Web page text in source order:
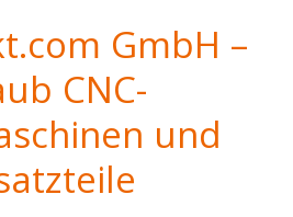
GmbH –
CNC-
und